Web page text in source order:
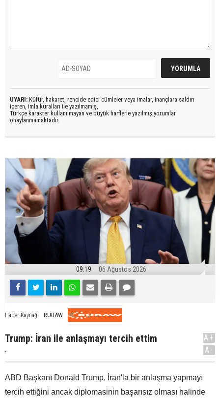
UYARI: Küfür, hakaret, rencide edici cümleler veya imalar, inançlara saldırı
içeren, imla kuralları ile yazılmamış,
Türkçe karakter kullanılmayan ve büyük harflerle yazılmış yorumlar
onaylanmamaktadır.
09:19 06 Ağustos 2026
Haber Kaynağı RUDAW
Trump: İran ile anlaşmayı tercih ettim
.
A+
A-
ABD Başkanı Donald Trump, İran'la bir anlaşma yapmayı
tercih ettiğini ancak diplomasinin başarısız olması halinde